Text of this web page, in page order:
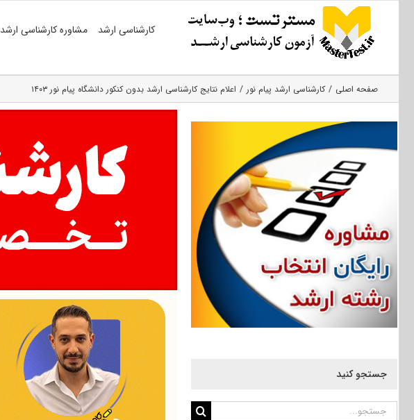
کارشناسی ارشد مشاوره کارشناسی ارشد
صفحه اصلی کارشناسی ارشد پیام نور اعلام نتایج کارشناسی ارشد بدون کنکور دانشگاه پیام نور ۱۴۰۳
جستجو کنید
جستجو